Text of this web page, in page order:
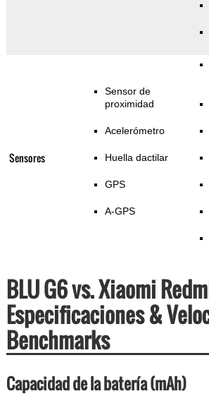
Sensores
Sensor de
proximidad
Acelerómetro
Huella dactilar
GPS
A-GPS
BLU G6 vs. Xiaomi
Especificaciones &
Benchmarks
Capacidad de la batería (mAh)